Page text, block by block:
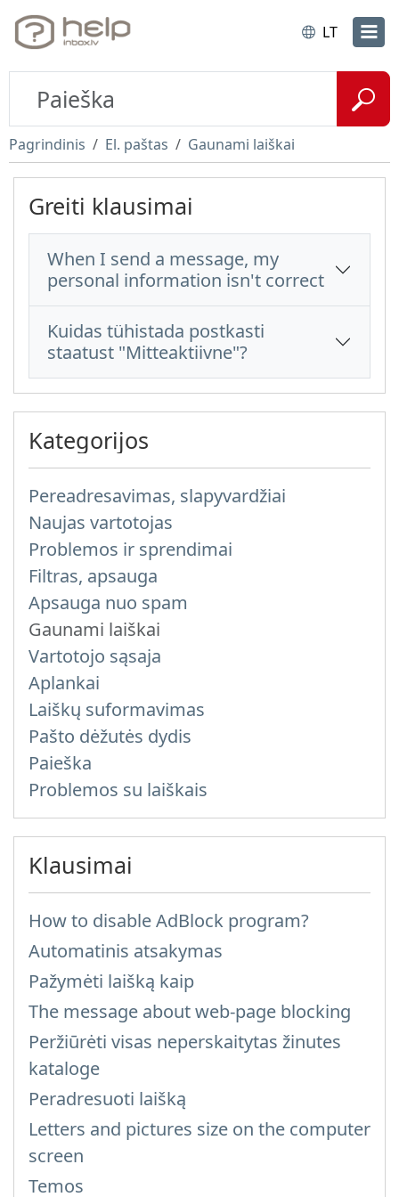
LT
Pagrindinis El. paštas Gaunami laiškai
Greiti klausimai
When I send a message, my
personal information isn't correct
Kuidas tühistada postkasti
staatust "Mitteaktiivne"?
Kategorijos
Pereadresavimas, slapyvardžiai
Naujas vartotojas
Problemos ir sprendimai
Filtras, apsauga
Apsauga nuo spam
Gaunami laiškai
Vartotojo sąsaja
Aplankai
Laiškų suformavimas
Pašto dėžutės dydis
Paieška
Problemos su laiškais
Klausimai
How to disable AdBlock program?
Automatinis atsakymas
Pažymėti laišką kaip
The message about web-page blocking
Peržiūrėti visas neperskaitytas žinutes
kataloge
Peradresuoti laišką
Letters and pictures size on the computer
screen
Temos